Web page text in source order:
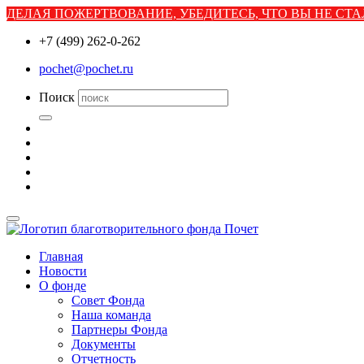
ДЕЛАЯ ПОЖЕРТВОВАНИЕ, УБЕДИТЕСЬ, ЧТО ВЫ НЕ
+7 (499) 262-0-262
pochet@pochet.ru
Поиск
Главная
Новости
О фонде
Совет Фонда
Наша команда
Партнеры Фонда
Документы
Отчетность